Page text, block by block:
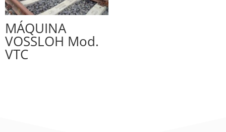
MÁQUINA
VOSSLOH Mod.
VTC